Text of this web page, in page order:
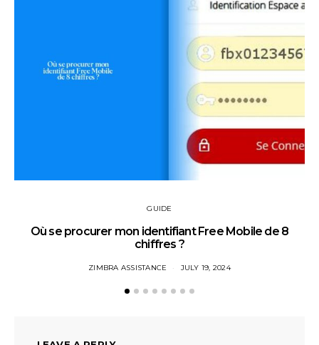
GUIDE
Où se procurer mon identifiant Free Mobile de 8
chiffres ?
ZIMBRA ASSISTANCE JULY 19, 2024